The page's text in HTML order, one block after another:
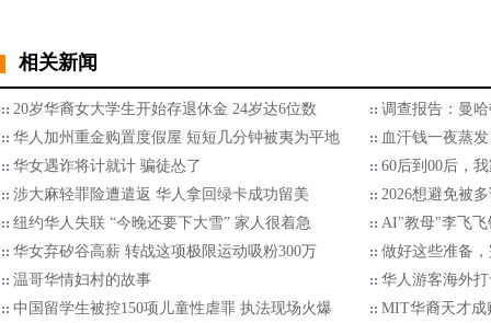
相关新闻
20岁华裔女大学生开始存退休金 24岁达6位数
调查报告：曼
华人加州重金购置度假屋 短短几分钟被夷为平地
血汗钱一夜蒸
华女遇诈将计就计 骗徒怂了
60后到00后，
涉大麻轻罪险遭遣返 华人拿回绿卡成功留美
2026想避免被
纽约华人失联 “今晚还要下大雪” 家人很着急
AI"教母"李飞飞
华女弃矽谷高薪 转战这项极限运动吸粉300万
做好这些准备
温哥华情妇村的故事
华人游客海外
中国留学生被控150项儿童性虐罪 执法现场火爆
MIT华裔天才成